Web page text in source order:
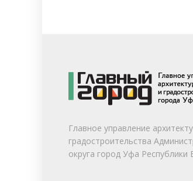
Главное управление
градостроительства
округа город Уфа Республики